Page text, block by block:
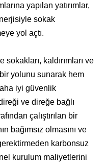
yapılan yatırımlar,
sokak
yol açtı.
kaldırımları ve
yolunu sunarak hem
iyi güvenlik
ve direğe bağlı
çalıştırılan bir
bağımsız olmasını ve
karbonsuz
kurulum maliyetlerini